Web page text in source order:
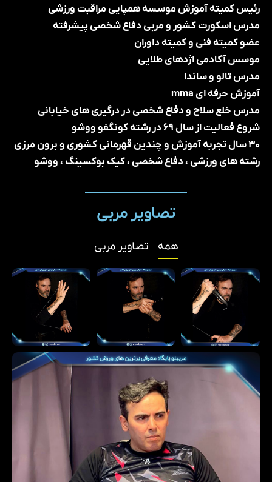
رئیس کمیته آموزش موسسه همپایی مراقبت ورزشی
مدرس اسکورت کشور و مربی دفاع شخصی پیشرفته
عضو کمیته فنی و کمیته داوران
موسس آکادمی اژدهای طلایی
مدرس تالو و ساندا
آموزش حرفه ای mma
مدرس خلع سلاح و دفاع شخصی در درگیری های خیابانی
شروع فعالیت از سال ۶۹ در رشته کونگفو ووشو
۳۰ سال تجربه آموزش و چندین قهرمانی کشوری و برون مرزی
رشته های ورزشی ، دفاع شخصی ، کیک بوکسینگ ، ووشو
تصاویر مربی
همه تصاویر مربی